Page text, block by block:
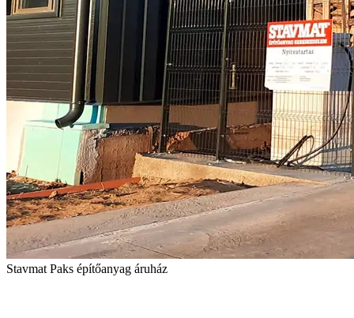
Stavmat Paks építőanyag áruház